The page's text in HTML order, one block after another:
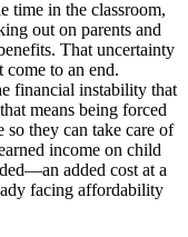
time in the classroom,
out on parents and
That uncertainty
come to an end.
financial instability that
means being forced
they can take care of
income on child
added cost at a
facing affordability